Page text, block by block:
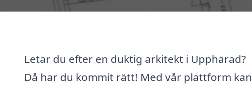
Letar du efter en duktig arkitekt i Upphärad?
Då har du kommit rätt! Med vår plattform kan